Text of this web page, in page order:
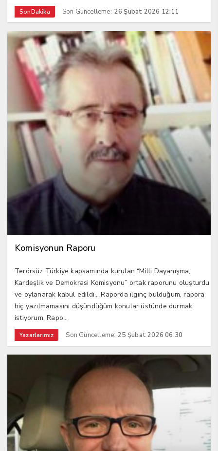
SonDakika Son Güncelleme: 26 Şubat 2026 12:11
Komisyonun Raporu
Terörsüz Türkiye kapsamında kurulan “Milli Dayanışma,
Kardeşlik ve Demokrasi Komisyonu” ortak raporunu oluşturdu
ve oylanarak kabul edildi… Raporda ilginç bulduğum, rapora
hiç yazılmamasını düşündüğüm konular üstünde durmak
istiyorum. Rapo...
Yazarlarımız Son Güncelleme: 25 Şubat 2026 06:30